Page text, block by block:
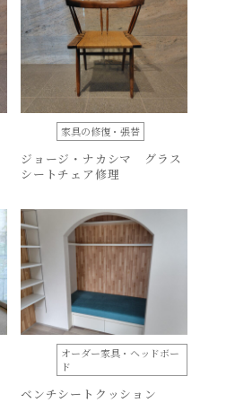
家具の修復・張替
ジョージ・ナカシマ グラス
シートチェア修理
オーダー家具・ヘッドボー
ド
ベンチシートクッション